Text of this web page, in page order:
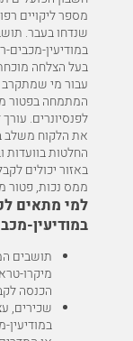
מספר ליקויים
שנדחו בעבר.
במודיעין-
בעל הצלחה
עבור מי
המתמחה בפטור
לפנסיונרים.
את הלקוח משלב
החלטות
באזור יכולים
ממס נכות, פטור
למי מתאים
במודיעין-
תושבים
מיקרו-
הכנסה
שכירים,